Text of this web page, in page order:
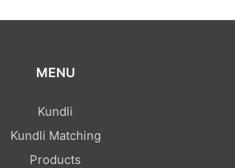
MENU
Kundli
Kundli Matching
Products